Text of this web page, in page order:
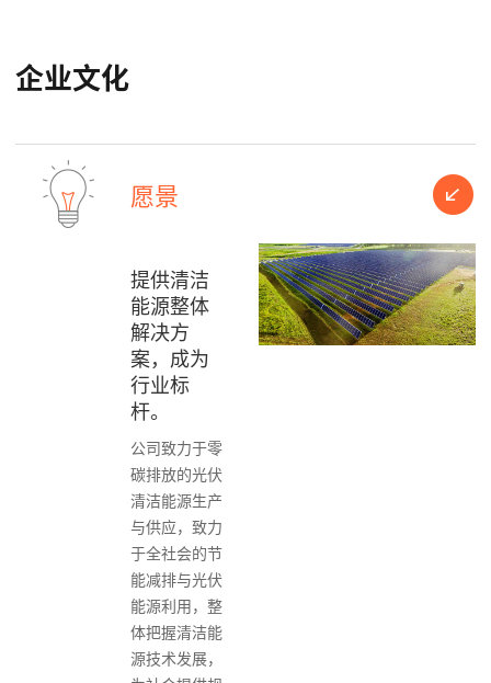
企业文化
愿景
提供清洁
能源整体
解决方
案，成为
行业标
杆。
公司致力于零
碳排放的光伏
清洁能源生产
与供应，致力
于全社会的节
能减排与光伏
能源利用，整
体把握清洁能
源技术发展，